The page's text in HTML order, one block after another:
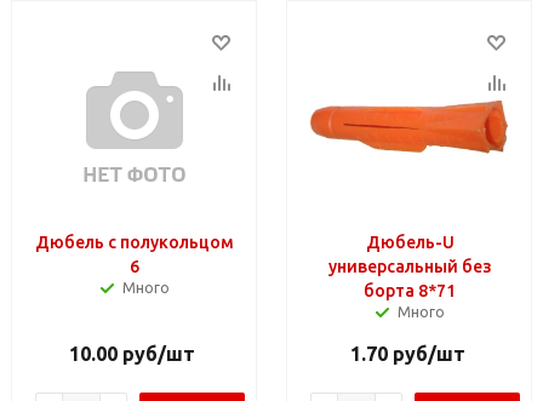
Дюбель с полукольцом
6
Много
10.00 руб/шт
Дюбель-U
универсальный без
борта 8*71
Много
1.70руб/шт